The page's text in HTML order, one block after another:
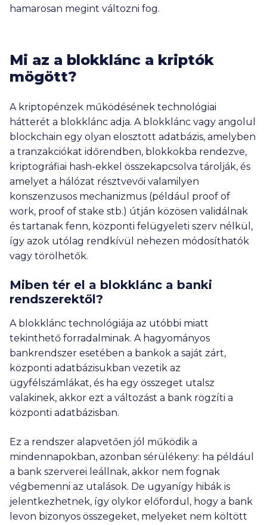
hamarosan megint változni fog.
Mi az a blokklánc a kriptók
mögött?
A kriptopénzek működésének technológiai
hátterét a blokklánc adja. A blokklánc vagy angolul
blockchain egy olyan elosztott adatbázis, amelyben
a tranzakciókat időrendben, blokkokba rendezve,
kriptográfiai hash-ekkel összekapcsolva tárolják, és
amelyet a hálózat résztvevői valamilyen
konszenzusos mechanizmus (például proof of
work, proof of stake stb.) útján közösen validálnak
és tartanak fenn, központi felügyeleti szerv nélkül,
így azok utólag rendkívül nehezen módosíthatók
vagy törölhetők.
Miben tér el a blokklánc a banki
rendszerektől?
A blokklánc technológiája az utóbbi miatt
tekinthető forradalminak. A hagyományos
bankrendszer esetében a bankok a saját zárt,
központi adatbázisukban vezetik az
ügyfélszámlákat, és ha egy összeget utalsz
valakinek, akkor ezt a változást a bank rögzíti a
központi adatbázisban.
Ez a rendszer alapvetően jól működik a
mindennapokban, azonban sérülékeny: ha például
a bank szerverei leállnak, akkor nem fognak
végbemenni az utalások. De ugyanígy hibák is
jelentkezhetnek, így olykor előfordul, hogy a bank
levon bizonyos összegeket, melyeket nem költött